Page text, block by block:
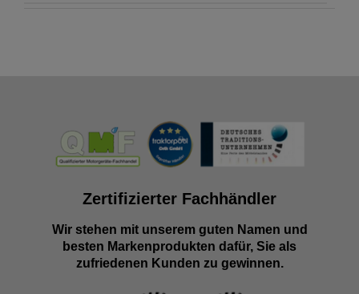
Zertifizierter Fachhändler
Wir stehen mit unserem guten Namen und
besten Markenprodukten dafür, Sie als
zufriedenen Kunden zu gewinnen.